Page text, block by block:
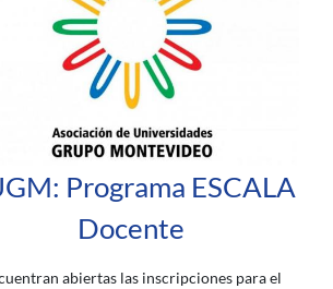
Programa ESCALA
Docente
abiertas las inscripciones para el